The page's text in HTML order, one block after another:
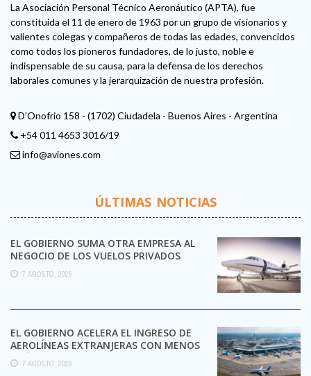
La Asociación Personal Técnico Aeronáutico (APTA), fue
constituida el 11 de enero de 1963 por un grupo de visionarios y
valientes colegas y compañeros de todas las edades, convencidos
como todos los pioneros fundadores, de lo justo, noble e
indispensable de su causa, para la defensa de los derechos
laborales comunes y la jerarquización de nuestra profesión.
D'Onofrio 158 - (1702) Ciudadela - Buenos Aires - Argentina
+54 011 4653 3016/19
info@aviones.com
ÚLTIMAS NOTICIAS
EL GOBIERNO SUMA OTRA EMPRESA AL
NEGOCIO DE LOS VUELOS PRIVADOS
7 AGOSTO, 2026
EL GOBIERNO ACELERA EL INGRESO DE
AEROLÍNEAS EXTRANJERAS CON MENOS
TRÁMITES
7 AGOSTO, 2026